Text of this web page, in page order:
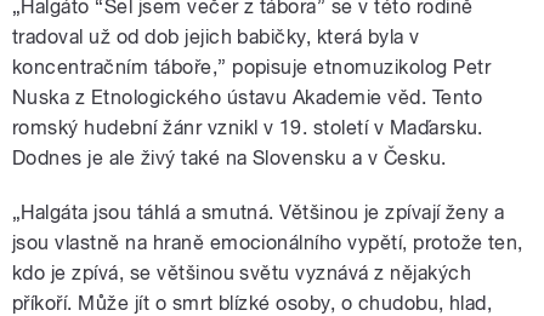
„Halgáto “Šel jsem večer z tábora” se v této rodině
tradoval už od dob jejich babičky, která byla v
koncentračním táboře,” popisuje etnomuzikolog Petr
Nuska z Etnologického ústavu Akademie věd. Tento
romský hudební žánr vznikl v 19. století v Maďarsku.
Dodnes je ale živý také na Slovensku a v Česku.
„Halgáta jsou táhlá a smutná. Většinou je zpívají ženy a
jsou vlastně na hraně emocionálního vypětí, protože ten,
kdo je zpívá, se většinou světu vyznává z nějakých
příkoří. Může jít o smrt blízké osoby, o chudobu, hlad,